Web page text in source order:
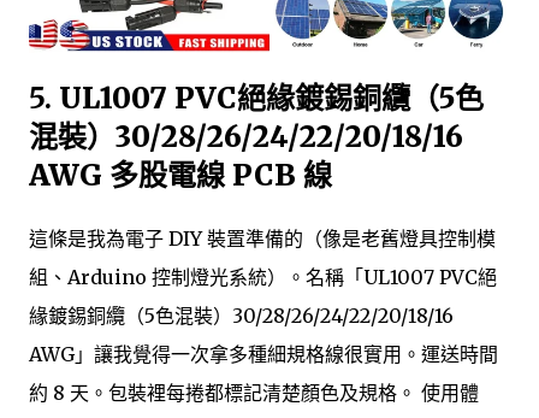
5. UL1007 PVC絕緣鍍錫銅纜（5色
混裝）30/28/26/24/22/20/18/16
AWG 多股電線 PCB 線
這條是我為電子 DIY 裝置準備的（像是老舊燈具控制模
組、Arduino 控制燈光系統）。名稱「UL1007 PVC絕
緣鍍錫銅纜（5色混裝）30/28/26/24/22/20/18/16
AWG」讓我覺得一次拿多種細規格線很實用。運送時間
約 8 天。包裝裡每捲都標記清楚顏色及規格。 使用體